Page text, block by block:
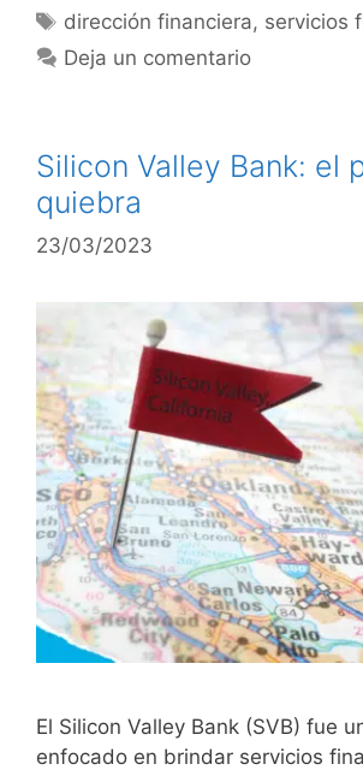
dirección financiera, servicios
Deja un comentario
Silicon Valley Bank: el
quiebra
23/03/2023
El Silicon Valley Bank (SVB) fue
enfocado en brindar servicios